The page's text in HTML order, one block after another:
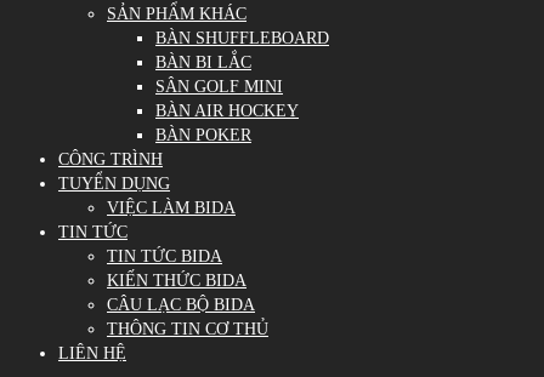
SẢN PHẨM KHÁC
BÀN SHUFFLEBOARD
BÀN BI LẮC
SÂN GOLF MINI
BÀN AIR HOCKEY
BÀN POKER
CÔNG TRÌNH
TUYỂN DỤNG
VIỆC LÀM BIDA
TIN TỨC
TIN TỨC BIDA
KIẾN THỨC BIDA
CÂU LẠC BỘ BIDA
THÔNG TIN CƠ THỦ
LIÊN HỆ